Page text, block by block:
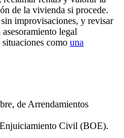
de la vivienda si procede.
improvisaciones, y revisar
legal
como una
de Arrendamientos
Civil (BOE).